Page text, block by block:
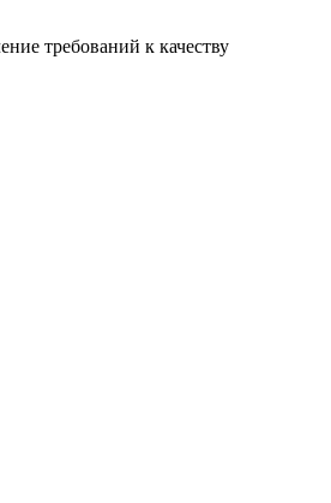
требований к качеству